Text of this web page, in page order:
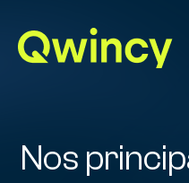
Nos